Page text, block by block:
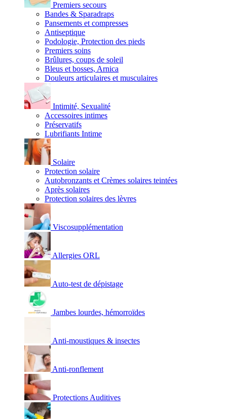
Premiers secours
Bandes & Sparadraps
Pansements et compresses
Antiseptique
Podologie, Protection des pieds
Premiers soins
Brûlures, coups de soleil
Bleus et bosses, Arnica
Douleurs articulaires et musculaires
Intimité, Sexualité
Accessoires intimes
Préservatifs
Lubrifiants Intime
Solaire
Protection solaire
Autobronzants et Crèmes solaires teintées
Après solaires
Protection solaires des lèvres
Viscosupplémentation
Allergies ORL
Auto-test de dépistage
Jambes lourdes, hémorroïdes
Anti-moustiques & insectes
Anti-ronflement
Protections Auditives